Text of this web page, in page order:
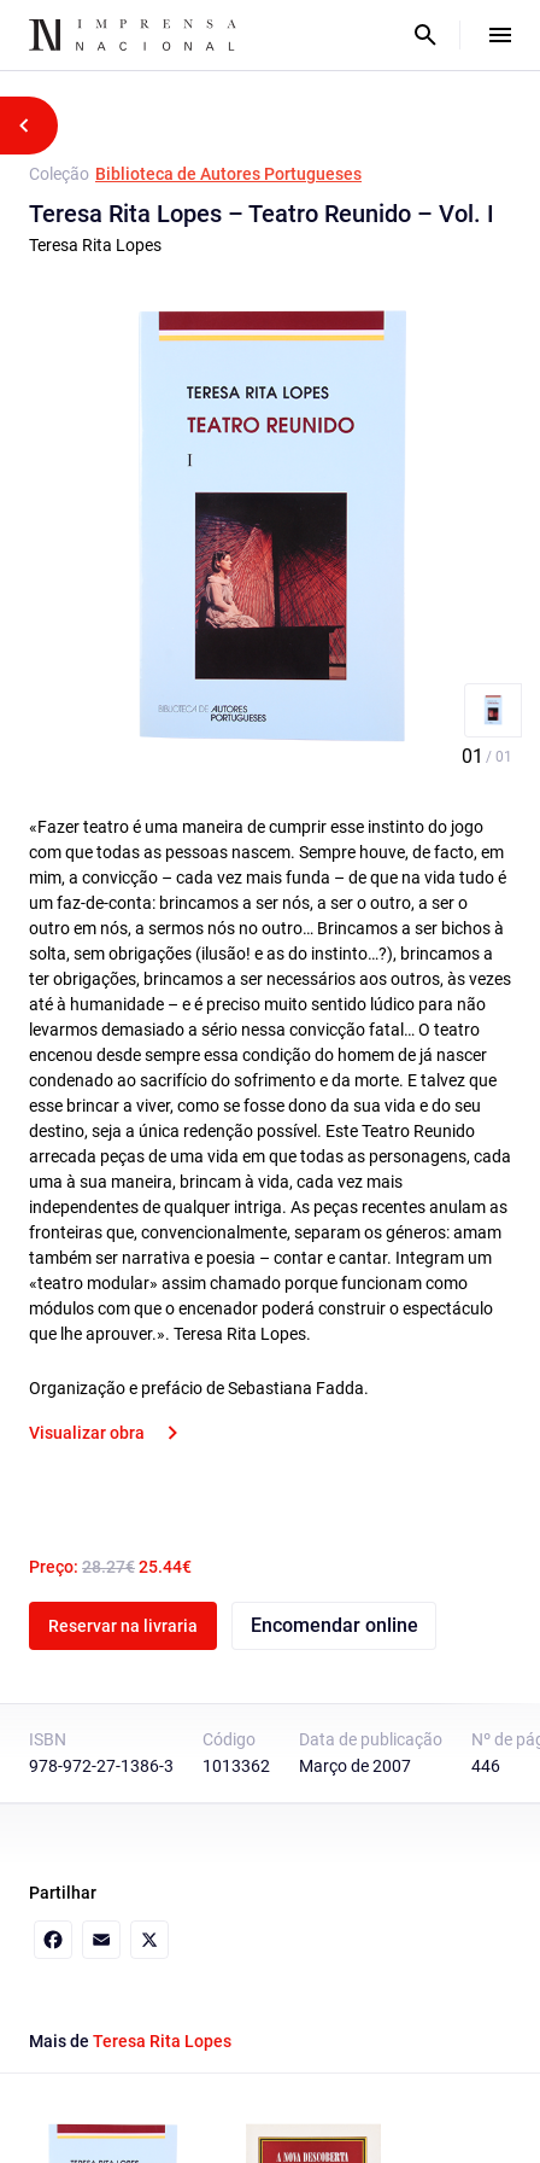
Coleção Biblioteca de Autores Portugueses
Teresa Rita Lopes – Teatro Reunido – Vol. I
Teresa Rita Lopes
«Fazer teatro é uma maneira de cumprir esse instinto do jogo
com que todas as pessoas nascem. Sempre houve, de facto, em
mim, a convicção – cada vez mais funda – de que na vida tudo é
um faz-de-conta: brincamos a ser nós, a ser o outro, a ser o
outro em nós, a sermos nós no outro… Brincamos a ser bichos à
solta, sem obrigações (ilusão! e as do instinto…?), brincamos a
ter obrigações, brincamos a ser necessários aos outros, às vezes
até à humanidade – e é preciso muito sentido lúdico para não
levarmos demasiado a sério nessa convicção fatal… O teatro
encenou desde sempre essa condição do homem de já nascer
condenado ao sacrifício do sofrimento e da morte. E talvez que
esse brincar a viver, como se fosse dono da sua vida e do seu
destino, seja a única redenção possível. Este Teatro Reunido
arrecada peças de uma vida em que todas as personagens, cada
uma à sua maneira, brincam à vida, cada vez mais
independentes de qualquer intriga. As peças recentes anulam as
fronteiras que, convencionalmente, separam os géneros: amam
também ser narrativa e poesia – contar e cantar. Integram um
«teatro modular» assim chamado porque funcionam como
módulos com que o encenador poderá construir o espectáculo
que lhe aprouver.». Teresa Rita Lopes.
Organização e prefácio de Sebastiana Fadda.
Visualizar obra
Preço: 28.27€25.44€
Reservar na livraria Encomendar online
ISBN
978-972-27-1386-3
Código
1013362
Data de publicação
Março de 2007
Nº de
446
Partilhar
Mais de Teresa Rita Lopes